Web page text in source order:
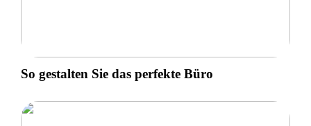
So gestalten Sie das perfekte Büro